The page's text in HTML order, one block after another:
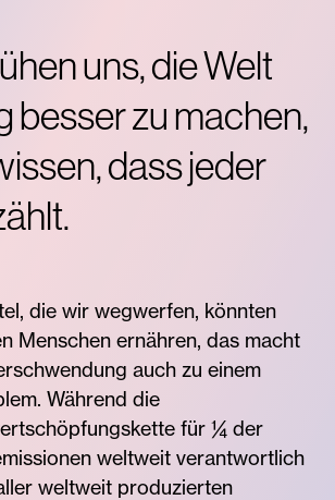
uns, die Welt
besser zu machen,
dass jeder
die wir wegwerfen, könnten
Menschen ernähren, das macht
auch zu einem
Während die
für ¼ der
weltweit verantwortlich
weltweit produzierten